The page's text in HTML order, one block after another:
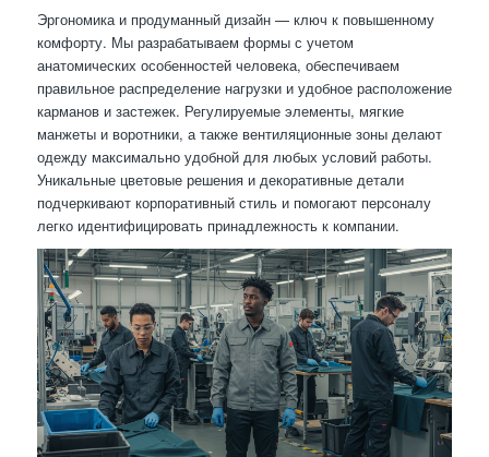
Эргономика и продуманный дизайн — ключ к повышенному
комфорту. Мы разрабатываем формы с учетом
анатомических особенностей человека, обеспечиваем
правильное распределение нагрузки и удобное расположение
карманов и застежек. Регулируемые элементы, мягкие
манжеты и воротники, а также вентиляционные зоны делают
одежду максимально удобной для любых условий работы.
Уникальные цветовые решения и декоративные детали
подчеркивают корпоративный стиль и помогают персоналу
легко идентифицировать принадлежность к компании.